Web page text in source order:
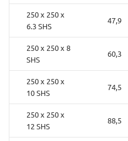
250 x 250 x
6.3 SHS
47,9
250 x 250 x 8
SHS
60,3
250 x 250 x
10 SHS
74,5
250 x 250 x
12 SHS
88,5